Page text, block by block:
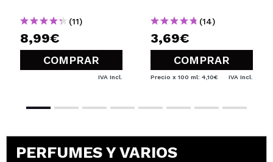
(11)
8,99€
COMPRAR
IVA Incl.
(14)
3,69€
COMPRAR
Precio x 100 ml: 4,10€ IVA Incl.
PERFUMES Y VARIOS